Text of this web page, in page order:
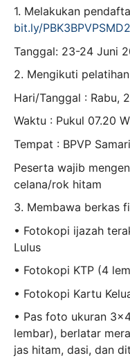
1. Melakukan
bit.ly/
Tanggal: 23-24 Juni
2. Mengikuti
Hari/Tanggal : Rabu,
Waktu : Pukul 07.20
Tempat : BPVP
Peserta wajib
celana/rok hitam
3. Membawa berkas
• Fotokopi ijazah
Lulus
• Fotokopi KTP (4
• Fotokopi Kartu
• Pas foto ukuran
lembar), berlatar
jas hitam, dasi, dan